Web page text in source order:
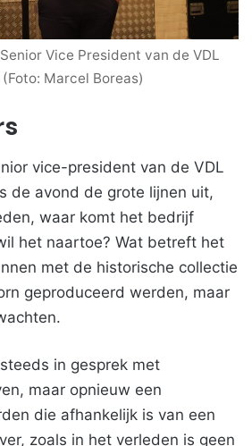
Vice President van de VDL
(Foto: Marcel Boreas)
vice-president van de VDL
de avond de grote lijnen uit,
waar komt het bedrijf
het naartoe? Wat betreft het
met de historische collectie
geproduceerd werden, maar
in gesprek met
maar opnieuw een
die afhankelijk is van een
zoals in het verleden is geen